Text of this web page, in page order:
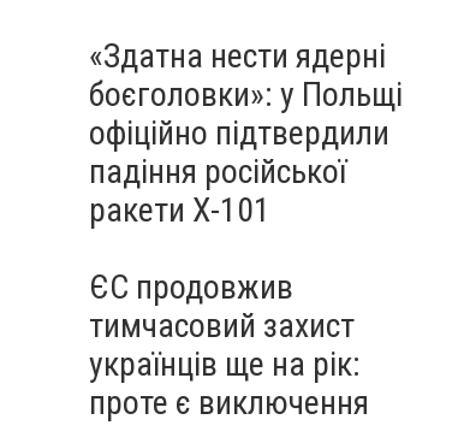
«Здатна нести ядерні
боєголовки»: у Польщі
офіційно підтвердили
падіння російської
ракети Х-101
ЄС продовжив
тимчасовий захист
українців ще на рік:
проте є виключення